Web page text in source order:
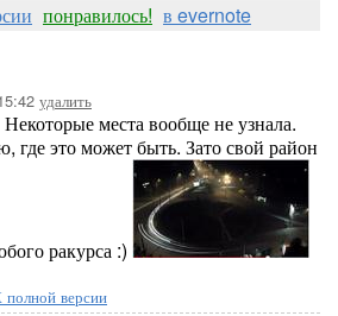
понравилось! в evernote
удалить
места вообще не узнала.
где это может быть. Зато свой район
ракурса :)
полной версии